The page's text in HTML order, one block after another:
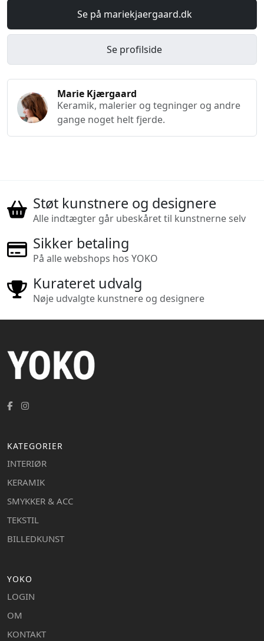
Se på mariekjaergaard.dk
Se profilside
Marie Kjærgaard
Keramik, malerier og tegninger og andre
gange noget helt fjerde.
Støt kunstnere og designere
Alle indtægter går ubeskåret til kunstnerne selv
Sikker betaling
På alle webshops hos YOKO
Kurateret udvalg
Nøje udvalgte kunstnere og designere
KATEGORIER
INTERIØR
KERAMIK
SMYKKER & ACC
TEKSTIL
BILLEDKUNST
YOKO
LOGIN
OM
KONTAKT